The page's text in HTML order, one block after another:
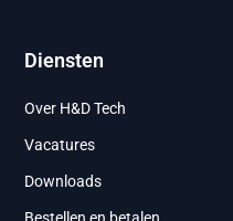
Diensten
Over H&D Tech
Vacatures
Downloads